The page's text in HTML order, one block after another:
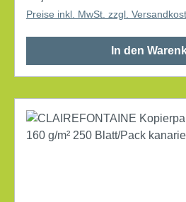
Preise inkl. MwSt. zzgl.
In den